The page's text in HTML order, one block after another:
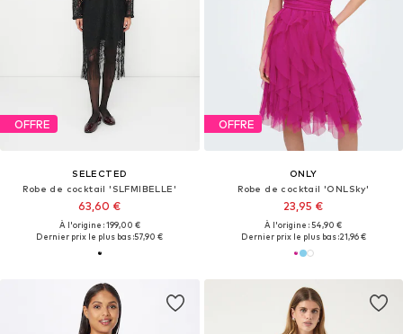
OFFRE
SELECTED
Robe de cocktail 'SLFMIBELLE'
63,60 €
À l'origine : 199,00 €
Dernier prix le plus bas :57,90 €
OFFRE
ONLY
Robe de cocktail 'ONLSky'
23,95 €
À l'origine : 54,90 €
Dernier prix le plus bas :21,96 €